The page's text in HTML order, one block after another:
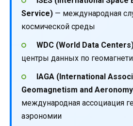
Service) — международная
космической среды
WDC (World Data
центры данных по
IAGA (International
Geomagnetism and
международная ассоциация
аэрономии